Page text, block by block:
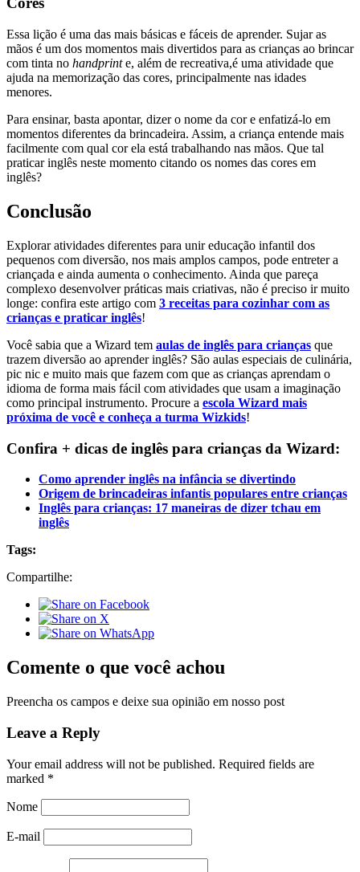
Essa lição é uma das mais básicas e fáceis de aprender. Sujar as
mãos é um dos momentos mais divertidos para as crianças ao brincar
com tinta no handprinte, além de recreativa,é uma atividade que
ajuda na memorização das cores, principalmente nas idades
menores.
Para ensinar, basta apontar, dizer o nome da cor e enfatizá-lo em
momentos diferentes da brincadeira. Assim, a criança entende mais
facilmente com qual cor ela está trabalhando nas mãos. Que tal
praticar inglês neste momento citando os nomes das cores em
inglês?
Conclusão
Explorar atividades diferentes para unir educação infantil dos
pequenos com diversão, nos mais amplos campos, pode entreter a
criançada e ainda aumenta o conhecimento. Ainda que pareça
complexo desenvolver práticas mais criativas, não é preciso ir muito
longe: confira este artigo com 3 receitas para cozinhar com as
crianças e praticar inglês!
Você sabia que a Wizard tem aulas de inglês para crianças que
trazem diversão ao aprender inglês? São aulas especiais de culinária,
pic nic e muito mais que fazem com que as crianças aprendam o
idioma de forma mais fácil com atividades que usam a imaginação
como principal instrumento. Procure a escola Wizard mais
próxima de você e conheça a turma Wizkids!
Confira + dicas de inglês para crianças da Wizard:
Como aprender inglês na infância se divertindo
Origem de brincadeiras infantis populares entre crianças
Inglês para crianças: 17 maneiras de dizer tchau em
inglês
Tags:
Compartilhe:
Comente o que você achou
Preencha os campos e deixe sua opinião em nosso post
Leave a Reply
Your email address will not be published. Required fields are
marked *
Nome
E-mail